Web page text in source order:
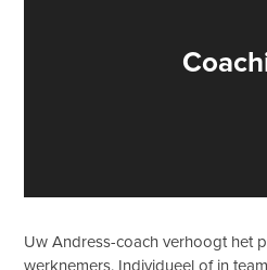
Uw Andress-coach verhoogt het
werknemers. Individueel of in